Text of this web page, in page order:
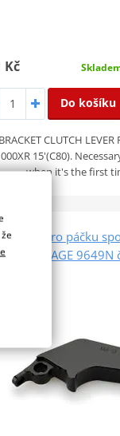
Kč
Do košíku
BRACKET CLUTCH
15'(C80).
when it's the first
pro páčku
HERITAGE